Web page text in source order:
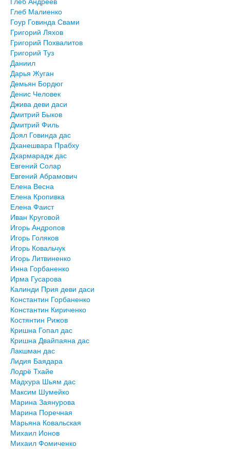
Глеб Малиенко
Гоур Говинда Свами
Григорий Ляхов
Григорий Похвалитов
Григорий Туз
Даниил
Дарья Жуган
Демьян Бордюг
Денис Человек
Джива деви даси
Дмитрий Быков
Дмитрий Филь
Доял Говинда дас
Дханешвара Прабху
Дхармарадж дас
Евгений Солар
Евгений Абрамович
Елена Весна
Елена Кропивка
Елена Фаист
Иван Круговой
Игорь Андропов
Игорь Голяков
Игорь Ковальчук
Игорь Литвиненко
Инна Горбаненко
Ирма Гусарова
Калинди Прия деви даси
Константин Горбаненко
Константин Кириченко
Костянтин Рижов
Кришна Гопал дас
Кришна Двайпаяна дас
Лакшман дас
Лидия Баядара
Лодрё Тхайе
Мадхура Шьям дас
Максим Шумейко
Марина Заянурова
Марина Поречная
Марьяна Ковальская
Михаил Ионов
Михаил Фомиченко